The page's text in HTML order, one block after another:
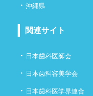
・ 沖縄県
関連サイト
・ 日本歯科医師会
・ 日本歯科審美学会
・ 日本歯科医学界連合